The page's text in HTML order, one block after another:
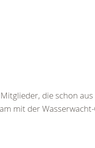
die schon
mit der